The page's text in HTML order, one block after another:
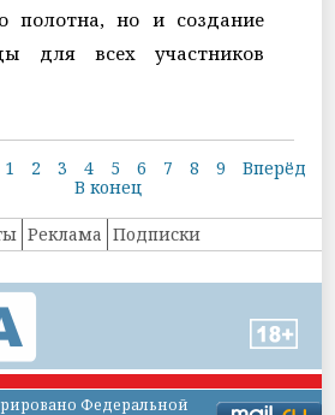
полотна, но и создание
для всех участников
1 2 3 4 5 6 7 8 9
Вперёд
В конец
Реклама Подписки
Федеральной